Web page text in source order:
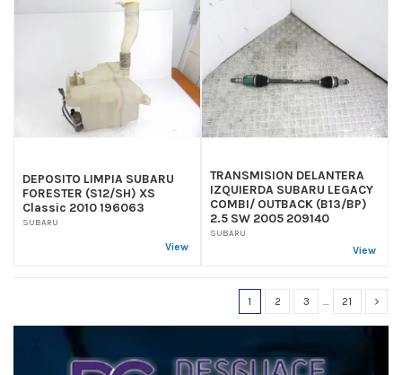
DEPOSITO LIMPIA SUBARU
FORESTER (S12/SH) XS
Classic 2010 196063
SUBARU
View
TRANSMISION DELANTERA
IZQUIERDA SUBARU LEGACY
COMBI/ OUTBACK (B13/BP)
2.5 SW 2005 209140
SUBARU
View
1 2 3 … 21